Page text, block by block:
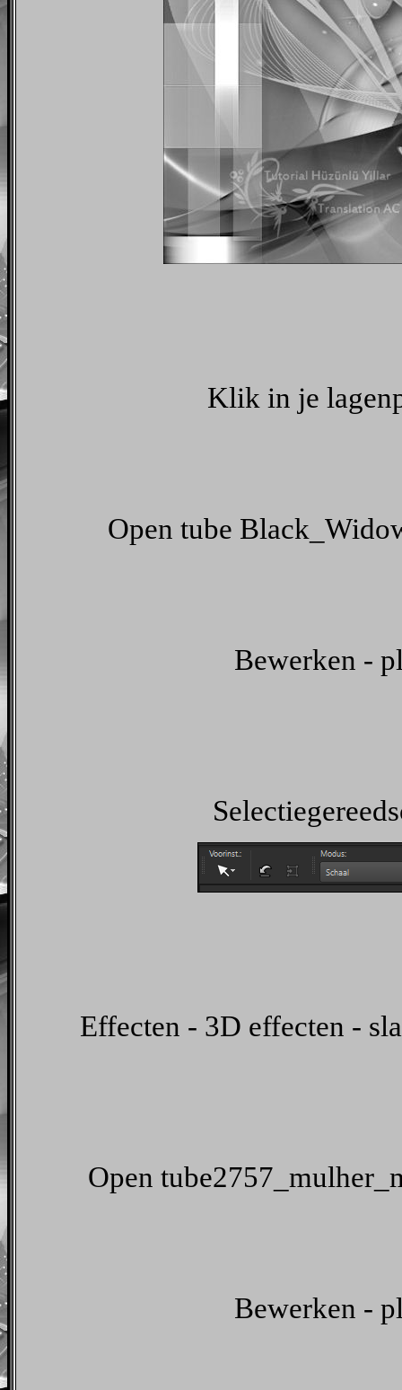
Klik in je
Open tube
Bewerken -
Effecten - 3D effecten -
Open
Bewerken -